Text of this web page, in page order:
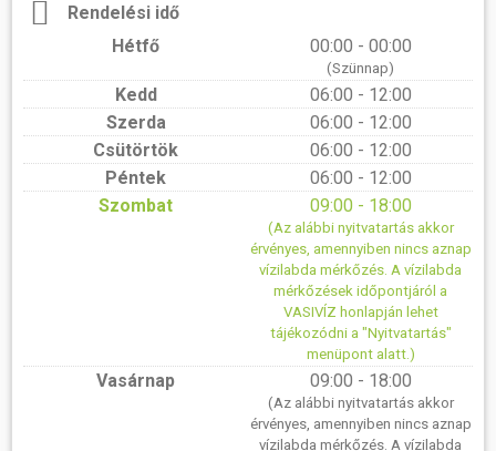
Rendelési idő
Hétfő
00:00 - 00:00
(Szünnap)
Kedd
06:00 - 12:00
Szerda
06:00 - 12:00
Csütörtök
06:00 - 12:00
Péntek
06:00 - 12:00
Szombat
09:00 - 18:00
(Az alábbi nyitvatartás akkor
érvényes, amennyiben nincs aznap
vízilabda mérkőzés. A vízilabda
mérkőzések időpontjáról a
VASIVÍZ honlapján lehet
tájékozódni a "Nyitvatartás"
menüpont alatt.)
Vasárnap 09:00 - 18:00
(Az alábbi nyitvatartás akkor
érvényes, amennyiben nincs aznap
vízilabda mérkőzés. A vízilabda